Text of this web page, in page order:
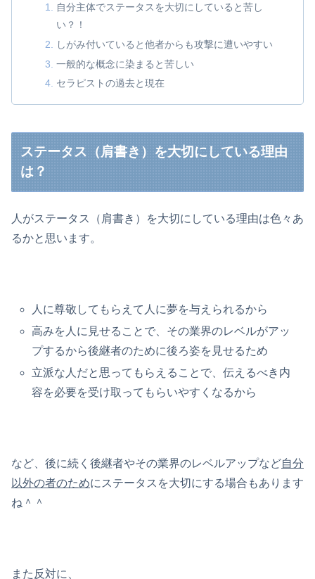
自分主体でステータスを大切にしていると苦し
い？！
しがみ付いていると他者からも攻撃に遭いやすい
一般的な概念に染まると苦しい
セラピストの過去と現在
ステータス（肩書き）を大切にしている理由
は？
人がステータス（肩書き）を大切にしている理由は色々あ
るかと思います。
人に尊敬してもらえて人に夢を与えられるから
高みを人に見せることで、その業界のレベルがアッ
プするから後継者のために後ろ姿を見せるため
立派な人だと思ってもらえることで、伝えるべき内
容を必要を受け取ってもらいやすくなるから
など、後に続く後継者やその業界のレベルアップなど自分
以外の者のためにステータスを大切にする場合もあります
ね＾＾
また反対に、